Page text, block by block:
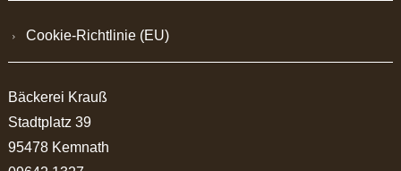
Cookie-Richtlinie (EU)
Bäckerei Krauß
Stadtplatz 39
95478 Kemnath